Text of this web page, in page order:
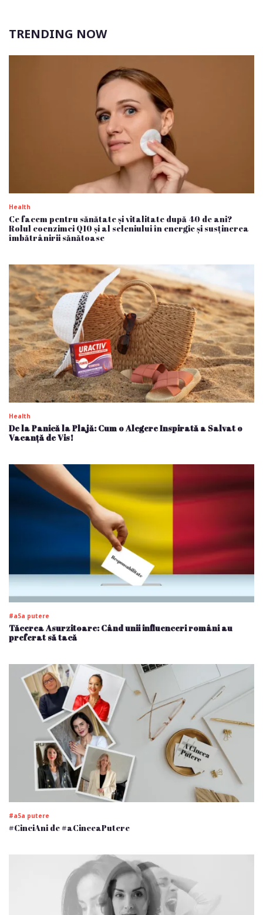
TRENDING NOW
Health
Ce facem pentru sănătate și vitalitate după 40 de ani?
Rolul coenzimei Q10 și al seleniului în energie și susținerea
îmbătrânirii sănătoase
Health
De la Panică la Plajă: Cum o Alegere Inspirată a Salvat o
Vacanță de Vis!
#a5a putere
Tăcerea Asurzitoare: Când unii influenceri români au
preferat să tacă
#a5a putere
#CinciAni de #aCinceaPutere